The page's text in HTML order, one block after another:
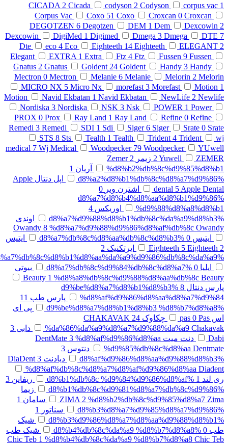
CICADA 2 Cicada codyson 2 Codyson corpus vac 1
Corpus Vac
Coxo 51 Coxo Croxcan 0 Croxcan
DEGOTZEN 6 Degotzen DEM 1 Dem Dexcowin 2
Dexcowin
DigiMed 1 Digimed Dmega 3 Dmega DTE 7
Dte
eco 4 Eco Eighteeth 14 Eighteeth ELEGANT 2
Elegant
EXTRA 1 Extra Ftz 4 Ftz Fussen 9 Fussen
Gnatus 2 Gnatus Goldent 24 Goldent Handy 3 Handy
Mectron 0 Mectron Melanie 6 Melanie Melorin 2 Melorin
MICRO NX 5 Micro Nx morefast 3 Morefast Motion 1
Motion
Navid Ekbatan 1 Navid Ekbatan NewLife 2 Newlife
Nordiska 3 Nordiska NSK 3 Nsk POWER 1 Power
PROX 0 Prox Ray Land 1 Ray Land Refine 0 Refine
Remedi 3 Remedi SDI 1 Sdi Siger 6 Siger Srate 0 Srate
STS 8 Sts Tealth 1 Tealth Trident 4 Trident
wj
medical 7 Wj Medical Woodpecker 79 Woodpecker
YUwell
2 Yuwell ZEMER زیمر 2
Zemer
%d8%b2%db%8c%d9%85%d8%b1
آریان 1
%d8%a2%d8%b1%db%8c%d8%a7%d9%86
اپل دنتال Apple
dental 5 Apple Dental اشترن وبر 0
%d8%a7%d8%b4%d8%aa%d8%b1%d9%86
%d9%88%d8%a8%d8%b1
اوریکس 4
%d8%a7%d9%88%d8%b1%db%8c%da%a9%d8%b3
اوندی
Owandy 8 %d8%a7%d9%88%d9%86%d8%af%db%8c Owandy
ایتیس 0
%d8%a7%db%8c%d8%aa%db%8c%d8%b3
ایتیس
Eighteeth 5 Eighteeth 2 ایرتکنیک 2
%d8%a7%db%8c%d8%b1%d8%aa%da%a9%d9%86%db%8c%da%a9
ایلیا 0
%d8%a7%db%8c%d9%84%db%8c%d8%a7
بیوتی
Beauty 1 %d8%a8%db%8c%d9%88%d8%aa%db%8c Beauty
پارس دنتال 8
%d9%be%d8%a7%d8%b1%d8%b3
%d8%af%d9%86%d8%aa%d8%a7%d9%84
پارس طب 11
%d9%be%d8%a7%d8%b1%d8%b3 %d8%b7%d8%a8
پی ای
اس pas
0 Pas چکاوک CHAKAVAK 24
%da%86%da%a9%d8%a7%d9%88%da%a9 Chakavak
دابی 3
Dabi
دنت میت DentMate 3 %d8%af%d9%86%d8%aa
%d9%85%db%8c%d8%aa Dentmate
دنتوس 3
%d8%af%d9%86%d8%aa%d9%88%d8%b3
دیادنت DiaDent 3
%d8%af%db%8c%d8%a7%d8%af%d9%86%d8%aa Diadent
ری لند 1
%d8%b1%db%8c %d9%84%d9%86%d8%af ریفاین 3
%d8%b1%db%8c%d9%81%d8%a7%db%8c%d9%86
زیما
ZIMA 2 %d8%b2%db%8c%d9%85%d8%a7 Zima سامان 1
%d8%b3%d8%a7%d9%85%d8%a7%d9%86
سناتور
1
%d8%b3%d9%86%d8%a7%d8%aa%d9%88%d8%b1
شیک
طب 0
%d8%b4%db%8c%da%a9 %d8%b7%d8%a8
شیک طب
Chic Teb 1 %d8%b4%db%8c%da%a9 %d8%b7%d8%a8 Chic Teb